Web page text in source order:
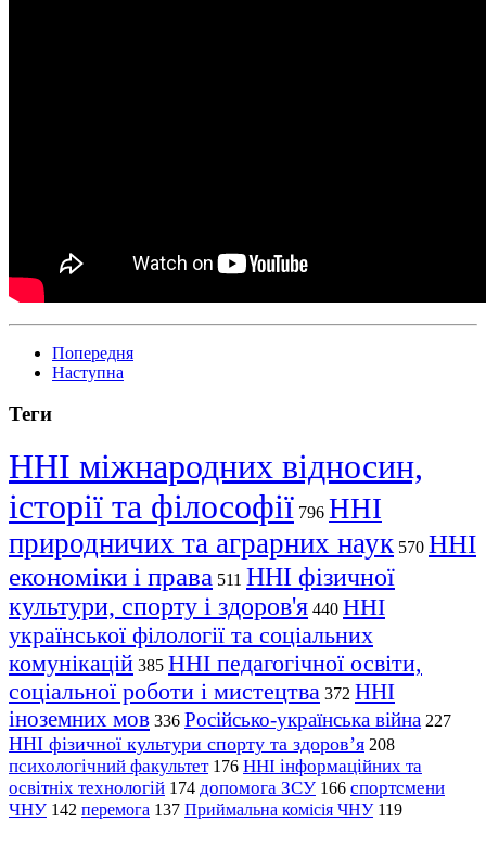
Попередня
Наступна
Теги
ННІ міжнародних відносин,
історії та філософії 796 ННІ
природничих та аграрних наук 570 ННІ
економіки і права 511 ННІ фізичної
культури, спорту і здоров'я 440 ННІ
української філології та соціальних
комунікацій 385 ННІ педагогічної освіти,
соціальної роботи і мистецтва 372 ННІ
іноземних мов 336 Російсько-українська війна 227
ННІ фізичної культури спорту та здоров’я 208
психологічний факультет 176 ННІ інформаційних та
освітніх технологій 174 допомога ЗСУ 166 спортсмени
ЧНУ 142 перемога 137 Приймальна комісія ЧНУ 119